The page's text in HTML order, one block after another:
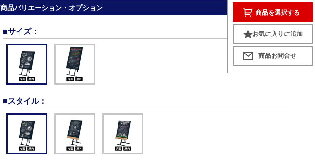
商品バリエーション・オプション
■サイズ：
■スタイル：
商品を選択する
お気に入りに追加